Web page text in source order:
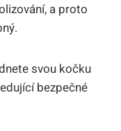
a proto
svou kočku
bezpečné